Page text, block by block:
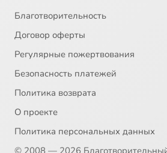
Благотворительность
Договор оферты
Регулярные пожертвования
Безопасность платежей
Политика возврата
О проекте
Политика персональных данных